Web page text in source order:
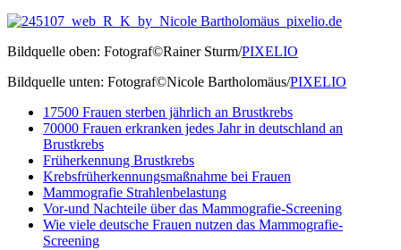
Bildquelle oben: Fotograf©Rainer Sturm/PIXELIO
Bildquelle unten: Fotograf©Nicole Bartholomäus/PIXELIO
17500 Frauen sterben jährlich an Brustkrebs
70000 Frauen erkranken jedes Jahr in deutschland an
Brustkrebs
Früherkennung Brustkrebs
Krebsfrüherkennungsmaßnahme bei Frauen
Mammografie Strahlenbelastung
Vor-und Nachteile über das Mammografie-Screening
Wie viele deutsche Frauen nutzen das Mammografie-
Screening